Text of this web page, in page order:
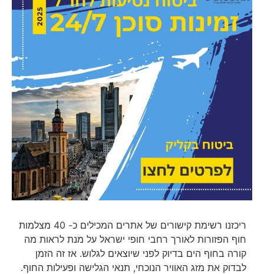
ריכזנו רשימת קישורים של אתרים המכילים כ- 40 מצלמות
חוף הפזורות לאורך רחבי חופי ישראל על מנת לראות מה
קורה בחוף הים בדיוק לפני שיוצאים לגלוש. אז זה הזמן
לבדוק את מזג האוויר הנוכחי, תנאי הגלישה ופעילות החוף.